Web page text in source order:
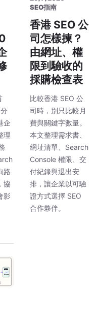
企
理
路
協
影
SEO指南
香港 SEO 公
司怎樣揀？
由網址、權
限到驗收的
採購檢查表
比較香港 SEO 公
司時，別只比較月
費與關鍵字數量。
本文整理需求書、
網址清單、Search
Console 權限、交
付紀錄與退出安
排，讓企業以可驗
證方式選擇 SEO
合作夥伴。